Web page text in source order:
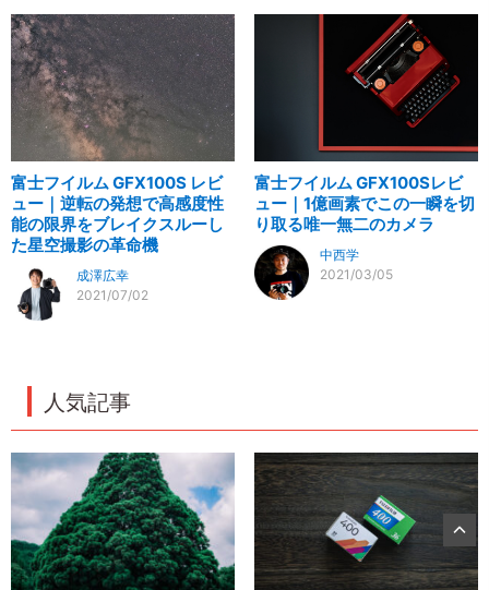
富士フイルム GFX100S レビ
ュー｜逆転の発想で高感度性
能の限界をブレイクスルーし
た星空撮影の革命機
成澤広幸
2021/07/02
富士フイルム GFX100Sレビ
ュー｜1億画素でこの一瞬を切
り取る唯一無二のカメラ
中西学
2021/03/05
人気記事